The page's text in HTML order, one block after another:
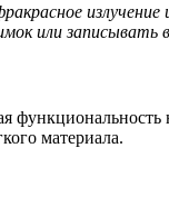
или записывать
материала.